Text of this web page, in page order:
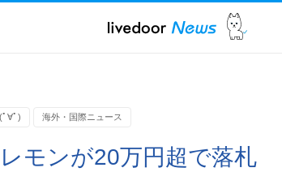
ﾟ∀ﾟ) 海外・国際ニュース
モンが20万円超で落札